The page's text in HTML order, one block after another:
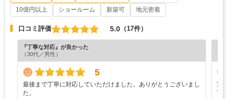
10億円以上
ショールーム 新築可 地元密着
口コミ評価 5.0 （17件）
『丁寧な対応』が良かった
（30代／男性）
5
最後まで丁寧に対応していただけました。ありがとうございまし
た。
室
丁